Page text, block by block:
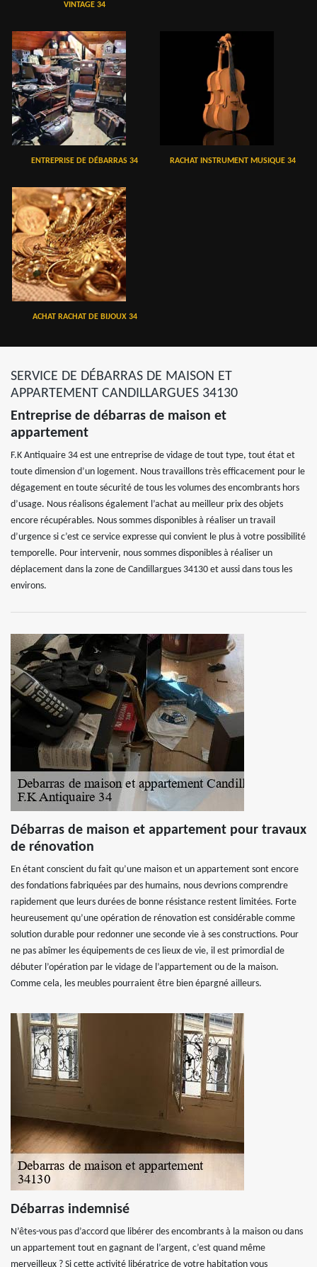
VINTAGE 34
ENTREPRISE DE DÉBARRAS 34 RACHAT INSTRUMENT MUSIQUE 34
ACHAT RACHAT DE BIJOUX 34
SERVICE DE DÉBARRAS DE MAISON ET
APPARTEMENT CANDILLARGUES 34130
Entreprise de débarras de maison et
appartement
F.K Antiquaire 34 est une entreprise de vidage de tout type, tout état et
toute dimension d’un logement. Nous travaillons très efficacement pour le
dégagement en toute sécurité de tous les volumes des encombrants hors
d’usage. Nous réalisons également l’achat au meilleur prix des objets
encore récupérables. Nous sommes disponibles à réaliser un travail
d’urgence si c’est ce service expresse qui convient le plus à votre possibilité
temporelle. Pour intervenir, nous sommes disponibles à réaliser un
déplacement dans la zone de Candillargues 34130 et aussi dans tous les
environs.
Débarras de maison et appartement pour travaux
de rénovation
En étant conscient du fait qu’une maison et un appartement sont encore
des fondations fabriquées par des humains, nous devrions comprendre
rapidement que leurs durées de bonne résistance restent limitées. Forte
heureusement qu’une opération de rénovation est considérable comme
solution durable pour redonner une seconde vie à ses constructions. Pour
ne pas abîmer les équipements de ces lieux de vie, il est primordial de
débuter l’opération par le vidage de l’appartement ou de la maison.
Comme cela, les meubles pourraient être bien épargné ailleurs.
Débarras indemnisé
N’êtes-vous pas d’accord que libérer des encombrants à la maison ou dans
un appartement tout en gagnant de l’argent, c’est quand même
merveilleux ? Si cette activité libératrice de votre habitation vous